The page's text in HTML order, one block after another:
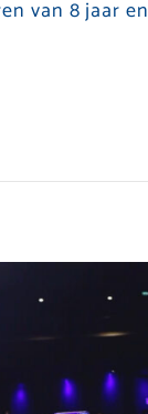
van 8 jaar en